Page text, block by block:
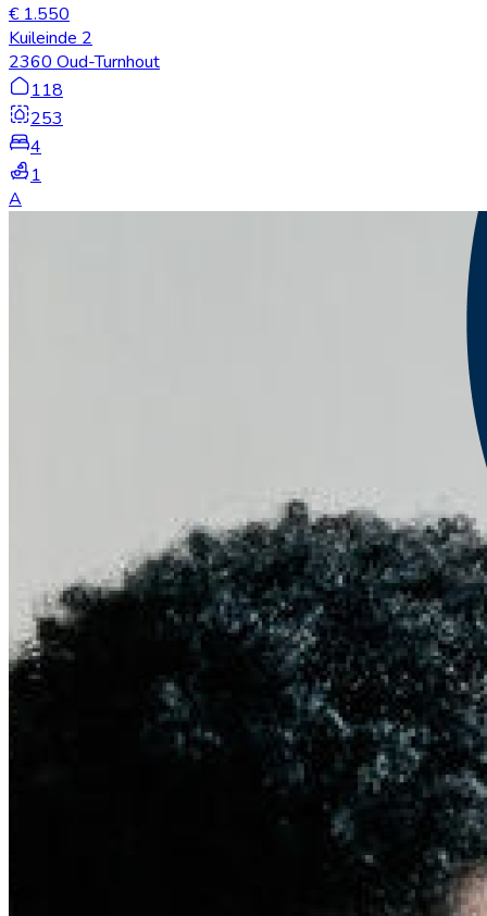
€ 1.550
Kuileinde 2
2360 Oud-Turnhout
118
253
4
1
A